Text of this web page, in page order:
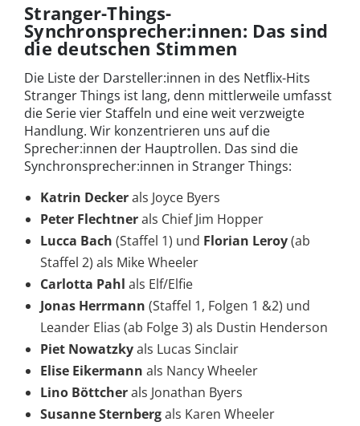
Stranger-Things-
Synchronsprecher:innen: Das sind
die deutschen Stimmen
Die Liste der Darsteller:innen in des Netflix-Hits
Stranger Things ist lang, denn mittlerweile umfasst
die Serie vier Staffeln und eine weit verzweigte
Handlung. Wir konzentrieren uns auf die
Sprecher:innen der Hauptrollen. Das sind die
Synchronsprecher:innen in Stranger Things:
Katrin Deckerals Joyce Byers
Peter Flechtnerals Chief Jim Hopper
Lucca Bach (Staffel 1) und Florian Leroy(ab
Staffel 2) als Mike Wheeler
Carlotta Pahl als Elf/Elfie
Jonas Herrmann (Staffel 1, Folgen 1 &2) und
Leander Elias (ab Folge 3) als Dustin Henderson
Piet Nowatzkyals Lucas Sinclair
Elise Eikermann als Nancy Wheeler
Lino Böttcherals Jonathan Byers
Susanne Sternbergals Karen Wheeler